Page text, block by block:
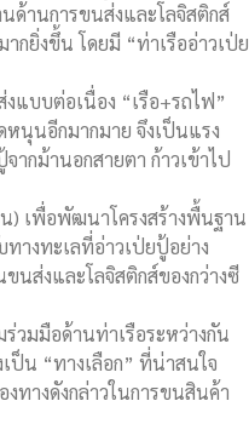
ด้านการขนส่งและโลจิสติกส์
ยิ่งขึ้น โดยมี “ท่าเรืออ่าวเป่ย
แบบต่อเนื่อง “เรือ+รถไฟ”
หนุนอีกมากมาย จึงเป็นแรง
ากม้านอกสายตา ก้าวเข้าไป
) เพื่อพัฒนาโครงสร้างพื้นฐาน
างทะเลที่อ่าวเป่ยปู้อย่าง
นส่งและโลจิสติกส์ของกว่างซี
วมมือด้านท่าเรือระหว่างกัน
ป็น “ทางเลือก” ที่น่าสนใจ
ทางดังกล่าวในการขนสินค้า